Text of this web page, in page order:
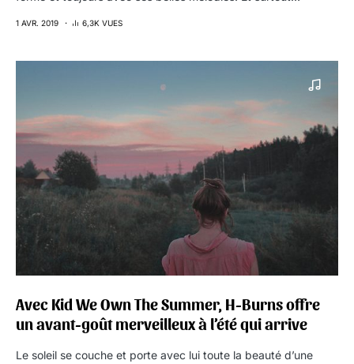
1 AVR. 2019 6,3K VUES
Avec Kid We Own The Summer, H-Burns offre
un avant-goût merveilleux à l’été qui arrive
Le soleil se couche et porte avec lui toute la beauté d’une